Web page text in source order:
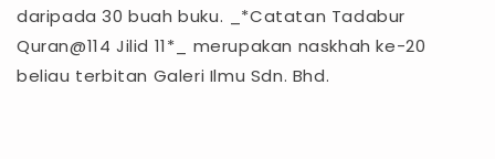
daripada 30 buah buku. _*Catatan Tadabur
Quran@114 Jilid 11*_ merupakan naskhah ke-20
beliau terbitan Galeri Ilmu Sdn. Bhd.